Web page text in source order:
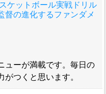
ケットボール実戦ドリル
督の進化するファンダメ
ューが満載です。毎日の
つくと思います。